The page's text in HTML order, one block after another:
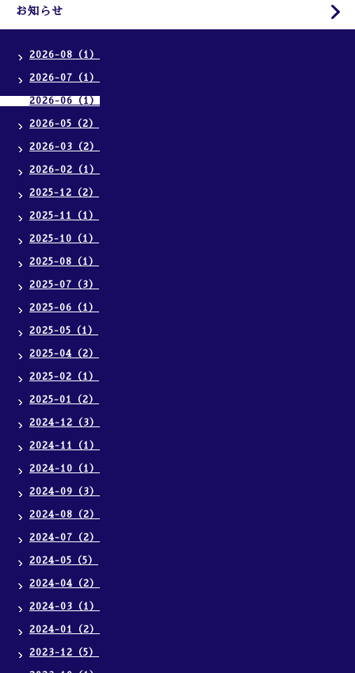
お知らせ
2026-08（1）
2026-07（1）
2026-06（1）
2026-05（2）
2026-03（2）
2026-02（1）
2025-12（2）
2025-11（1）
2025-10（1）
2025-08（1）
2025-07（3）
2025-06（1）
2025-05（1）
2025-04（2）
2025-02（1）
2025-01（2）
2024-12（3）
2024-11（1）
2024-10（1）
2024-09（3）
2024-08（2）
2024-07（2）
2024-05（5）
2024-04（2）
2024-03（1）
2024-01（2）
2023-12（5）